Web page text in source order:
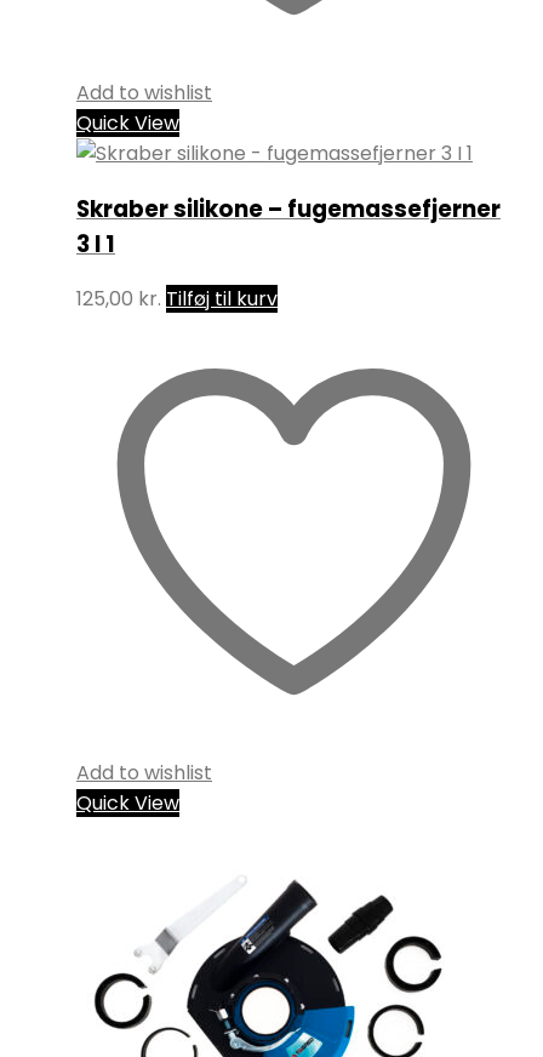
Add to wishlist
Quick View
Skraber silikone – fugemassefjerner
3 I 1
125,00 kr. Tilføj til kurv
Add to wishlist
Quick View